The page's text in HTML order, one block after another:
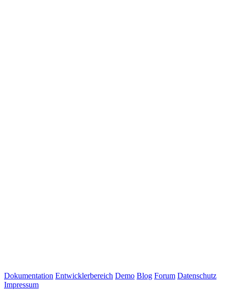
Dokumentation Entwicklerbereich Demo Blog Forum Datenschutz
Impressum